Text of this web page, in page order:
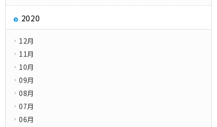
2020
12月
11月
10月
09月
08月
07月
06月